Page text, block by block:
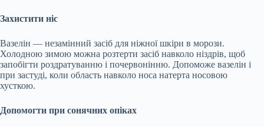
Захистити ніс
Вазелін — незамінний засіб для ніжної шкіри в морози.
Холодною зимою можна розтерти засіб навколо ніздрів, щоб
запобігти роздратуванню і почервонінню. Допоможе вазелін і
при застуді, коли область навколо носа натерта носовою
хусткою.
Допомогти при сонячних опіках